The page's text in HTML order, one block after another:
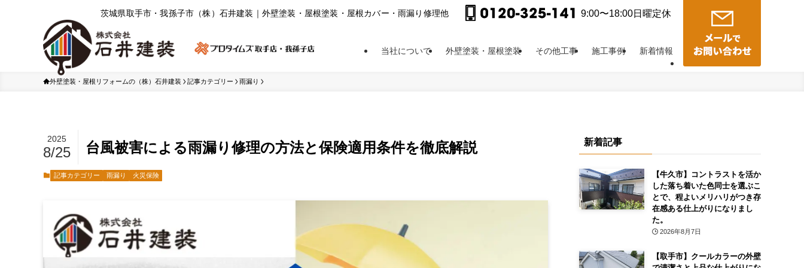
茨城県取⼿市・我孫⼦市（株）⽯井建装｜外壁塗装・屋根塗装・屋根カバー・⾬漏り修理他 9:00〜18:00日曜定休
当社について 外壁塗装・屋根塗装 その他工事 施工事例 新着情報
外壁塗装・屋根リフォームの（株）石井建装 記事カテゴリー 雨漏り
台風被害による雨漏り修理の方法と保険適用条件を徹底解説
2025
8/25
記事カテゴリー 雨漏り 火災保険
新着記事
【牛久市】コントラストを活か
した落ち着いた色同士を選ぶこ
とで、程よいメリハリがつき存
在感ある仕上がりになりまし
た。
2026年8月7日
【取手市】クールカラーの外壁